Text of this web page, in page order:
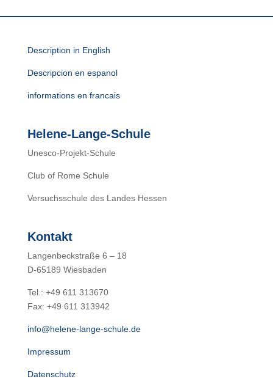
Description in English
Descripcion en espanol
informations en francais
Helene-Lange-Schule
Unesco-Projekt-Schule
Club of Rome Schule
Versuchsschule des Landes Hessen
Kontakt
Langenbeckstraße 6 – 18
D-65189 Wiesbaden
Tel.: +49 611 313670
Fax: +49 611 313942
info@helene-lange-schule.de
Impressum
Datenschutz